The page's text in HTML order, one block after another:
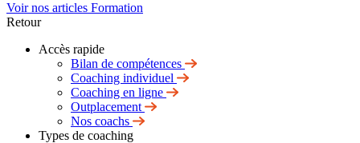
Voir nos articles Formation
Retour
Accès rapide
Bilan de compétences
Coaching individuel
Coaching en ligne
Outplacement
Nos coachs
Types de coaching